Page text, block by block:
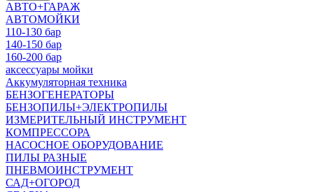
АВТО+ГАРАЖ
АВТОМОЙКИ
110-130 бар
140-150 бар
160-200 бар
аксессуары мойки
Аккумуляторная техника
БЕНЗОГЕНЕРАТОРЫ
БЕНЗОПИЛЫ+ЭЛЕКТРОПИЛЫ
ИЗМЕРИТЕЛЬНЫЙ ИНСТРУМЕНТ
КОМПРЕССОРА
НАСОСНОЕ ОБОРУДОВАНИЕ
ПИЛЫ РАЗНЫЕ
ПНЕВМОИНСТРУМЕНТ
САД+ОГОРОД